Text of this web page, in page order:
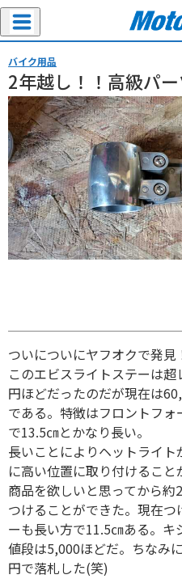
バイク用品
2年越し！！高級パ
ついについにヤフオクで発見
このエビスライトステーは
円ほどだったのだが現在は
である。特徴はフロントフ
で13.5㎝とかなり長い。
長いことによりヘットライ
に高い位置に取り付けるこ
商品を欲しいと思ってから
つけることができた。現在
ーも長い方で11.5㎝ある。キ
値段は5,000ほどだ。ちなみ
円で落札した(笑)